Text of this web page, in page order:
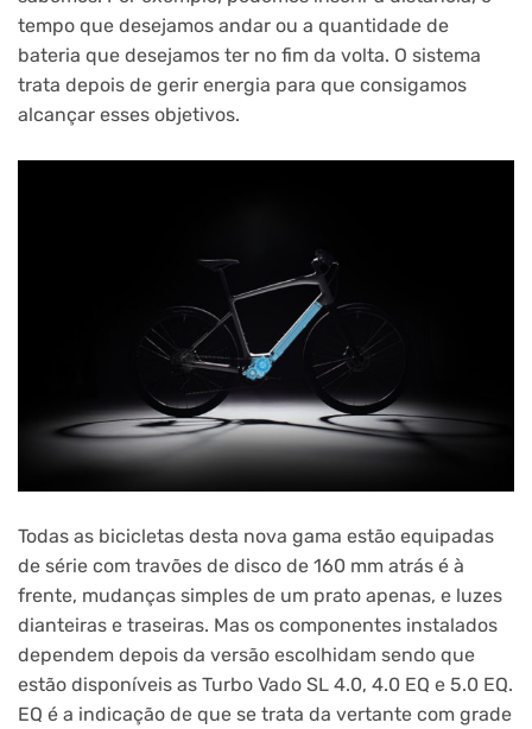
tempo que desejamos andar ou a quantidade de
bateria que desejamos ter no fim da volta. O sistema
trata depois de gerir energia para que consigamos
alcançar esses objetivos.
Todas as bicicletas desta nova gama estão equipadas
de série com travões de disco de 160 mm atrás é à
frente, mudanças simples de um prato apenas, e luzes
dianteiras e traseiras. Mas os componentes instalados
dependem depois da versão escolhidam sendo que
estão disponíveis as Turbo Vado SL 4.0, 4.0 EQ e 5.0 EQ.
EQ é a indicação de que se trata da vertante com grade